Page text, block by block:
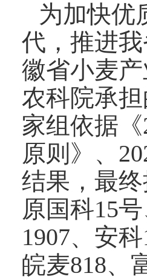
为加快优
代，推进
徽省小麦
农科院承
家组依据
原则》、
结果，最
原国科15
1907、安
皖麦818、